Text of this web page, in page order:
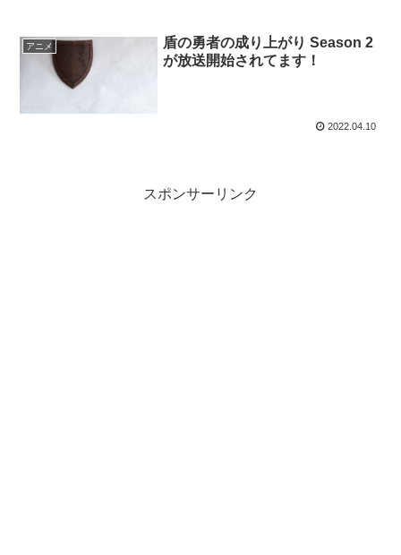
アニメ
盾の勇者の成り上がり Season 2
が放送開始されてます！
2022.04.10
スポンサーリンク